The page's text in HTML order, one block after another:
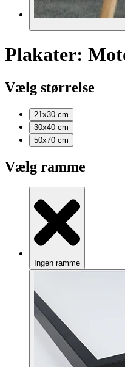
Plakater:
Vælg størrelse
21x30 cm
30x40 cm
50x70 cm
Vælg ramme
Ingen ramme